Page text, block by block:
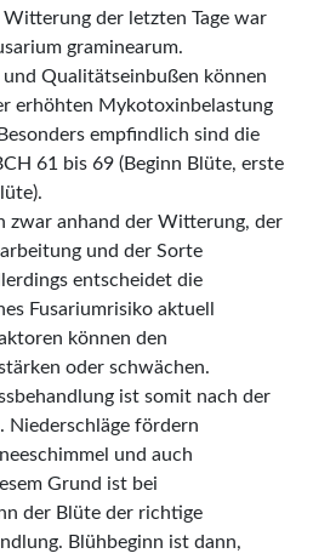
der letzten Tage war
graminearum.
Qualitätseinbußen können
erhöhten Mykotoxinbelastung
empfindlich sind die
61 bis 69 (Beginn Blüte, erste
zwar anhand der Witterung, der
und der Sorte
entscheidet die
Fusariumrisiko aktuell
können den
oder schwächen.
ist somit nach der
fördern
und auch
Grund ist bei
der Blüte der richtige
Blühbeginn ist dann,